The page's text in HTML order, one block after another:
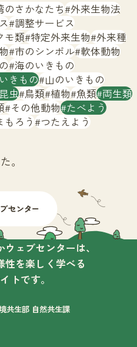
中 大
ブセンターとは
ップ
のさかなたち 外来生物法
調整サービス
モ類 特定外来生物 外来種
市のシンボル 軟体動物
海のいきもの
きもの 山のいきもの
昆虫 鳥類 植物 魚類 両生類
その他動物 たべよう
もろう つたえよう
。
ェブセンターは、
性を楽しく学べる
トです。
共生部 自然共生課